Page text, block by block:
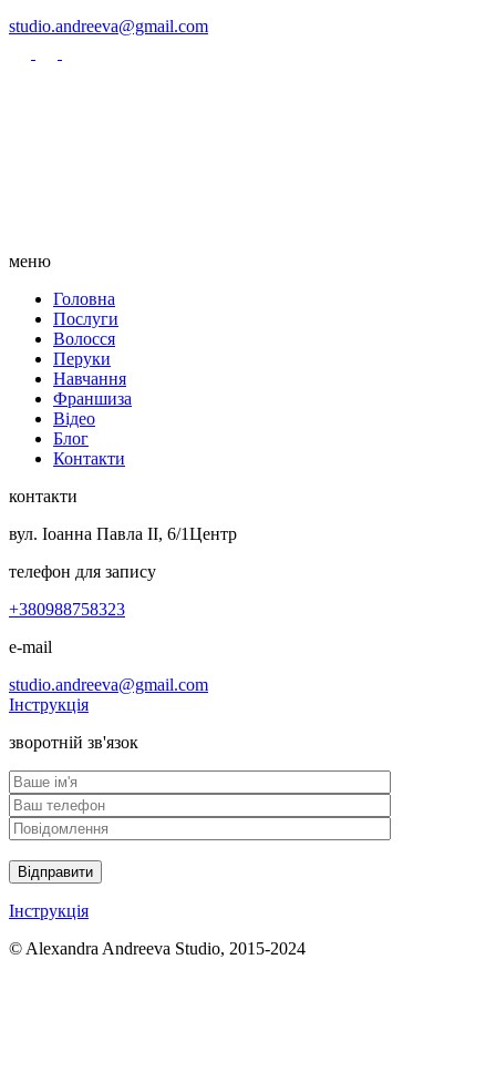
studio.andreeva@gmail.com
меню
Головна
Послуги
Волосся
Перуки
Навчання
Франшиза
Відео
Блог
Контакти
контакти
вул. Іоанна Павла II, 6/1Центр
телефон для запису
+380988758323
e-mail
studio.andreeva@gmail.com
Інструкція
зворотній зв'язок
Відправити
Інструкція
© Alexandra Andreeva Studio, 2015-2024